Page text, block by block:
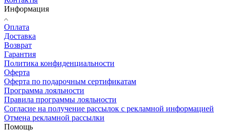
Информация
Оплата
Доставка
Возврат
Гарантия
Политика конфиденциальности
Оферта
Оферта по подарочным сертификатам
Программа лояльности
Правила программы лояльности
Согласие на получение рассылок с рекламной информацией
Отмена рекламной рассылки
Помощь